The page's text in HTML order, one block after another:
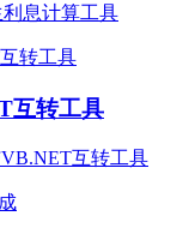
息计算工具
互转工具
互转工具